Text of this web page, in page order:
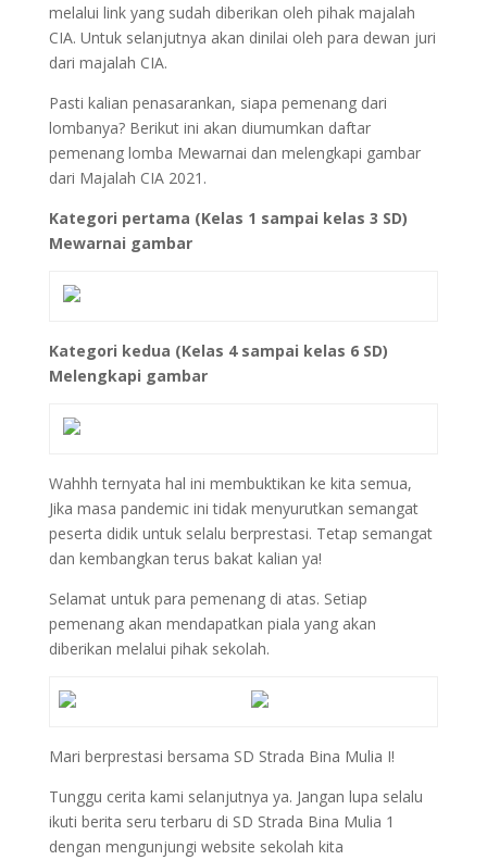
melalui link yang sudah diberikan oleh pihak majalah
CIA. Untuk selanjutnya akan dinilai oleh para dewan juri
dari majalah CIA.
Pasti kalian penasarankan, siapa pemenang dari
lombanya? Berikut ini akan diumumkan daftar
pemenang lomba Mewarnai dan melengkapi gambar
dari Majalah CIA 2021.
Kategori pertama (Kelas 1 sampai kelas 3 SD)
Mewarnai gambar
Kategori kedua (Kelas 4 sampai kelas 6 SD)
Melengkapi gambar
Wahhh ternyata hal ini membuktikan ke kita semua,
Jika masa pandemic ini tidak menyurutkan semangat
peserta didik untuk selalu berprestasi. Tetap semangat
dan kembangkan terus bakat kalian ya!
Selamat untuk para pemenang di atas. Setiap
pemenang akan mendapatkan piala yang akan
diberikan melalui pihak sekolah.
Mari berprestasi bersama SD Strada Bina Mulia I!
Tunggu cerita kami selanjutnya ya. Jangan lupa selalu
ikuti berita seru terbaru di SD Strada Bina Mulia 1
dengan mengunjungi website sekolah kita